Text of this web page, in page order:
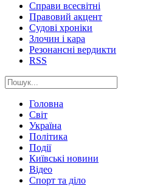
Справи всесвітні
Правовий акцент
Судові хроніки
Злочин і кара
Резонансні вердикти
RSS
Головна
Світ
Україна
Політика
Події
Київські новини
Відео
Спорт та діло